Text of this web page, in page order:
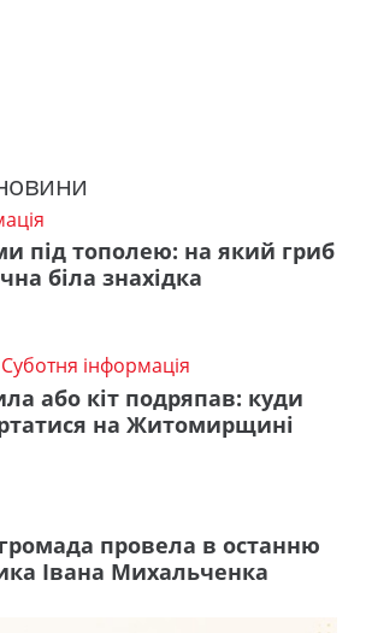
під тополею: на який гриб
біла знахідка
Суботня інформація
або кіт подряпав: куди
на Житомирщині
провела в останню
Івана Михальченка